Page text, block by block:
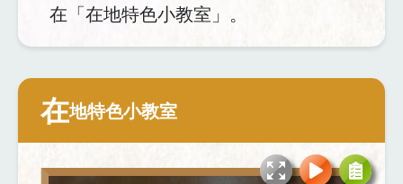
在「在地特色小教室」。
在地特色小教室